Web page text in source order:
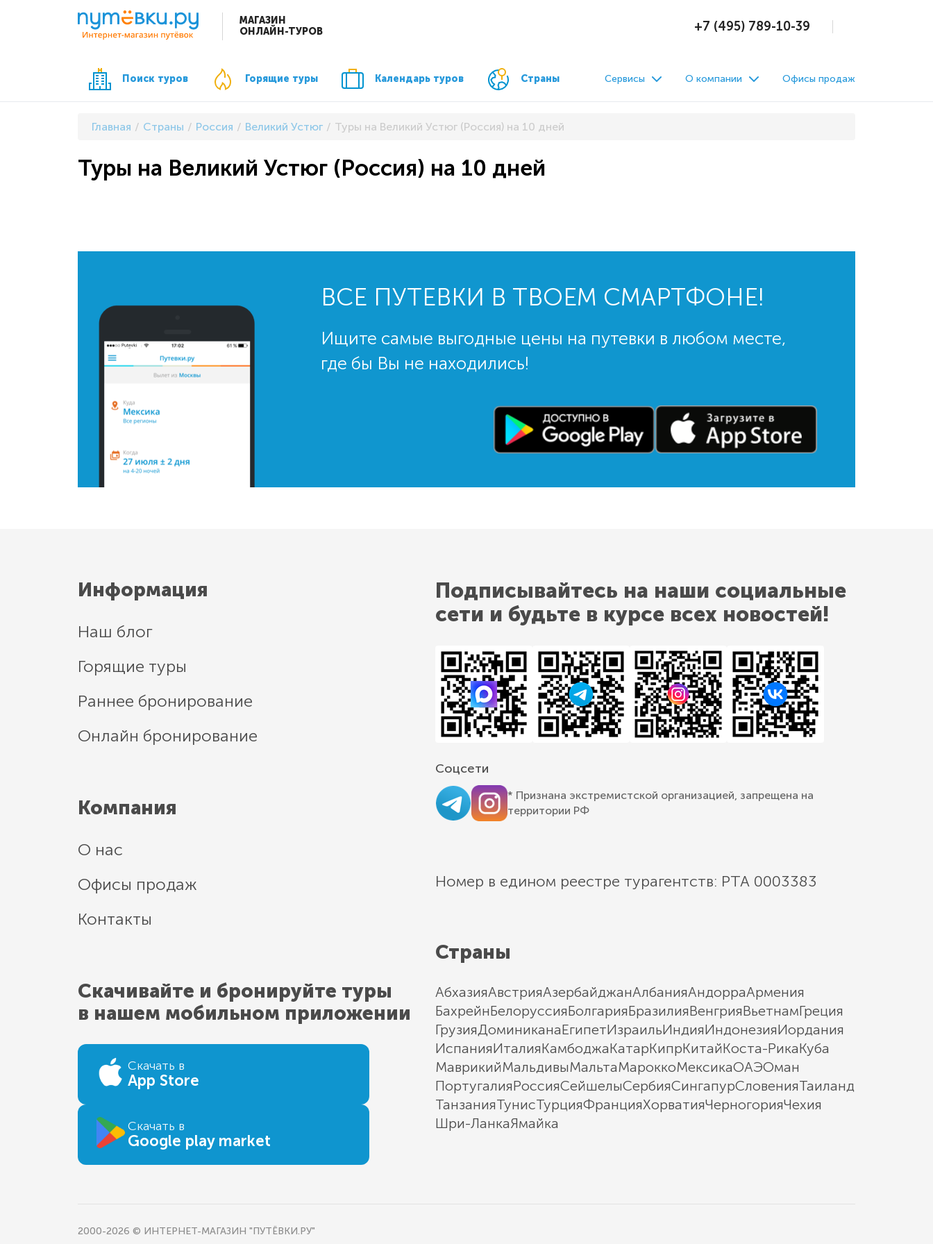
МАГАЗИН
ОНЛАЙН-ТУРОВ
+7 (495) 789-10-39
Поиск туров Горящие туры Календарь туров Страны Сервисы О компании Офисы продаж
Главная Страны Россия Великий Устюг Туры на Великий Устюг (Россия) на 10 дней
Туры на Великий Устюг (Россия) на 10 дней
ВСЕ ПУТЕВКИ В ТВОЕМ СМАРТФОНЕ!
Ищите самые выгодные цены на путевки в любом месте,
где бы Вы не находились!
Информация
Наш блог
Горящие туры
Раннее бронирование
Онлайн бронирование
Компания
О нас
Офисы продаж
Контакты
Скачивайте и бронируйте туры
в нашем мобильном приложении
Скачать в
App Store
Скачать в
Google play market
Подписывайтесь на наши социальные
сети и будьте в курсе всех новостей!
Соцсети
* Признана экстремистской организацией, запрещена на
территории РФ
Номер в едином реестре турагентств: РТА 0003383
Страны
АбхазияАвстрияАзербайджанАлбанияАндорраАрмения
БахрейнБелоруссияБолгарияБразилияВенгрияВьетнамГреция
ГрузияДоминиканаЕгипетИзраильИндияИндонезияИордания
ИспанияИталияКамбоджаКатарКипрКитайКоста-РикаКуба
МаврикийМальдивыМальтаМароккоМексикаОАЭОман
ПортугалияРоссияСейшелыСербияСингапурСловенияТаиланд
ТанзанияТунисТурцияФранцияХорватияЧерногорияЧехия
Шри-ЛанкаЯмайка
2000-2026 © ИНТЕРНЕТ-МАГАЗИН "ПУТЁВКИ.РУ"